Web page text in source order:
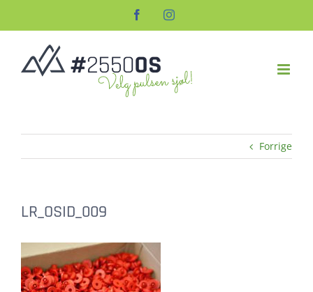
to
FacebookInstagram
Forrige
LR_OSID_009